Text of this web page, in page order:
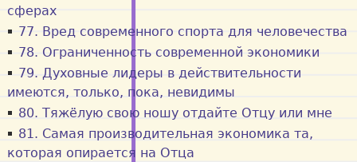
сферах
77. Вред современного спорта для человечества
78. Ограниченность современной экономики
79. Духовные лидеры в действительности
имеются, только, пока, невидимы
80. Тяжёлую свою ношу отдайте Отцу или мне
81. Самая производительная экономика та,
которая опирается на Отца